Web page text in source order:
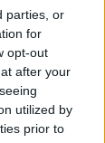
parties, or
for
opt-out
after your
utilized by
prior to